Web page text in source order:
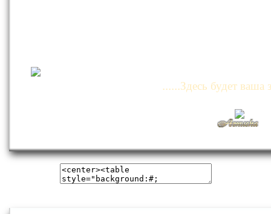
......Здесь будет ваша